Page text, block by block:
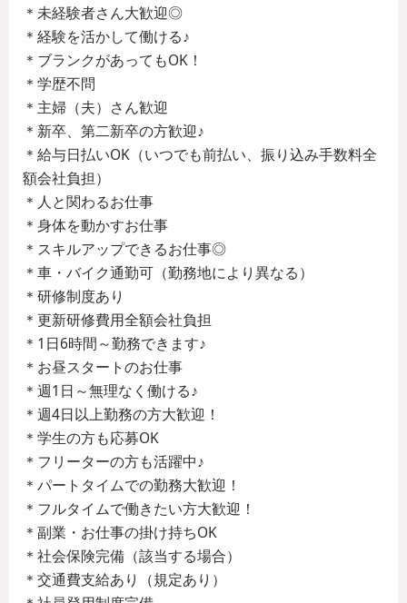
＊未経験者さん大歓迎◎
＊経験を活かして働ける♪
＊ブランクがあってもOK！
＊学歴不問
＊主婦（夫）さん歓迎
＊新卒、第二新卒の方歓迎♪
＊給与日払いOK（いつでも前払い、振り込み手数料全
額会社負担）
＊人と関わるお仕事
＊身体を動かすお仕事
＊スキルアップできるお仕事◎
＊車・バイク通勤可（勤務地により異なる）
＊研修制度あり
＊更新研修費用全額会社負担
＊1日6時間～勤務できます♪
＊お昼スタートのお仕事
＊週1日～無理なく働ける♪
＊週4日以上勤務の方大歓迎！
＊学生の方も応募OK
＊フリーターの方も活躍中♪
＊パートタイムでの勤務大歓迎！
＊フルタイムで働きたい方大歓迎！
＊副業・お仕事の掛け持ちOK
＊社会保険完備（該当する場合）
＊交通費支給あり（規定あり）